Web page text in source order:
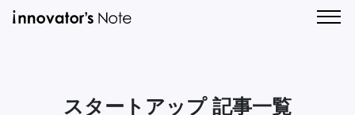
覧
覧
スタートアップ 記事一覧